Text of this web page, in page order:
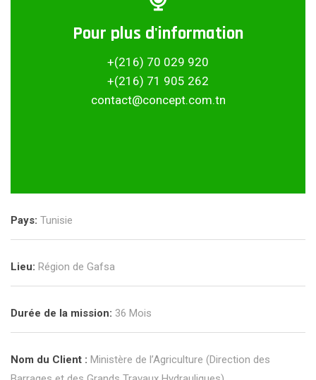
Pour plus d'information
+(216) 70 029 920
+(216) 71 905 262
contact@concept.com.tn
Partager ce projet
Pays: Tunisie
Lieu: Région de Gafsa
Durée de la mission: 36 Mois
Nom du Client : Ministère de l’Agriculture (Direction des